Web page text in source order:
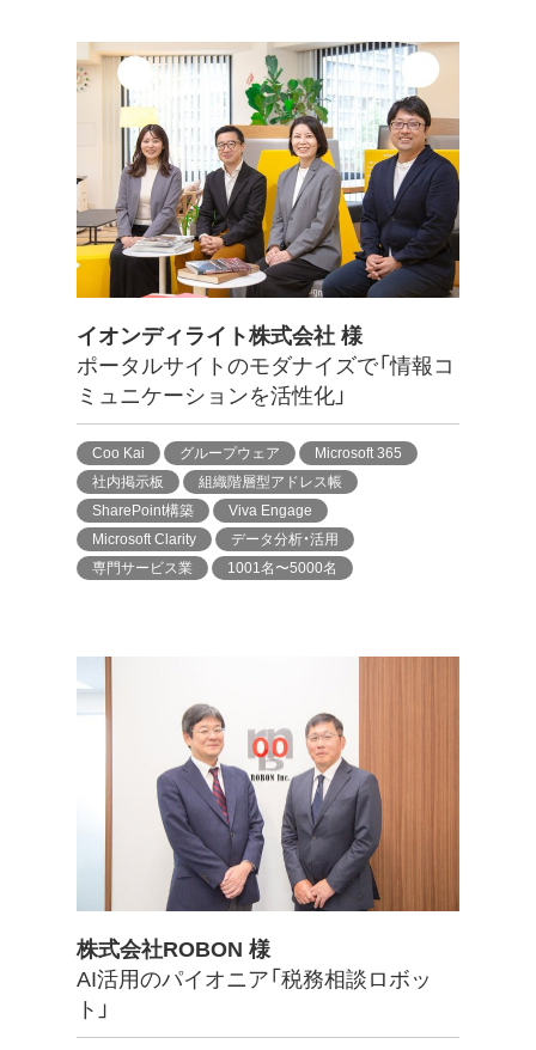
イオンディライト株式会社 様
ポータルサイトのモダナイズで「情報コ
ミュニケーションを活性化」
Coo Kai グループウェア
Microsoft 365
社内掲示板
組織階層型アドレス帳
SharePoint構築
Viva Engage
Microsoft Clarity
データ分析・活用
専門サービス業
1001名〜5000名
株式会社ROBON 様
AI活用のパイオニア「税務相談ロボッ
ト」